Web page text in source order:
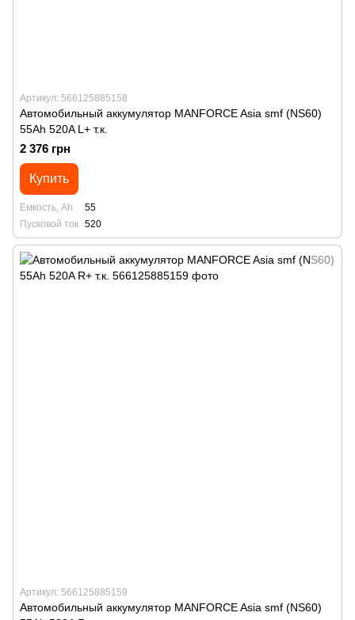
Артикул: 566125885158
Автомобильный аккумулятор MANFORСE Asia smf (NS60)
55Ah 520A L+ т.к.
2 376 грн
Купить
Емкость, Ah
55
Пусковой ток 520
Артикул: 566125885159
Автомобильный аккумулятор MANFORСE Asia smf (NS60)